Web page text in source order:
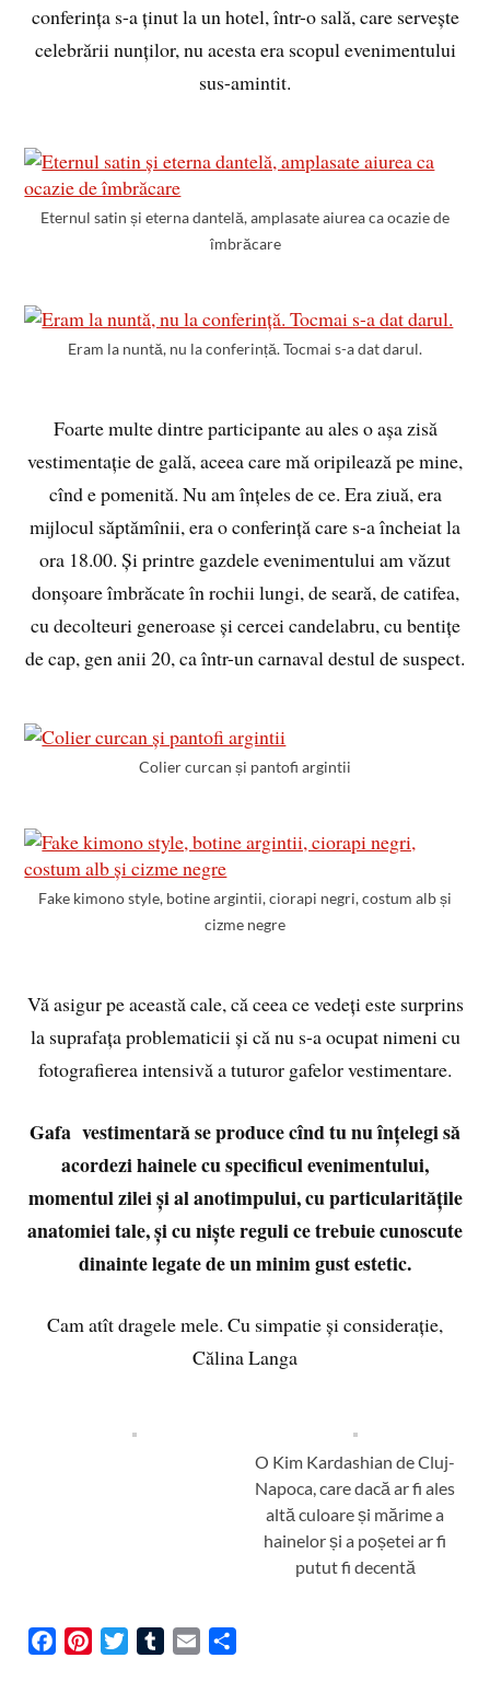
conferința s-a ținut la un hotel, într-o sală, care servește
celebrării nunților, nu acesta era scopul evenimentului
sus-amintit.
Eternul satin și eterna dantelă, amplasate aiurea ca ocazie de
îmbrăcare
Eram la nuntă, nu la conferință. Tocmai s-a dat darul.
Foarte multe dintre participante au ales o așa zisă
vestimentație de gală, aceea care mă oripilează pe mine,
cînd e pomenită. Nu am înțeles de ce. Era ziuă, era
mijlocul săptămînii, era o conferință care s-a încheiat la
ora 18.00. Și printre gazdele evenimentului am văzut
donșoare îmbrăcate în rochii lungi, de seară, de catifea,
cu decolteuri generoase și cercei candelabru, cu bentițe
de cap, gen anii 20, ca într-un carnaval destul de suspect.
Colier curcan și pantofi argintii
Fake kimono style, botine argintii, ciorapi negri, costum alb și
cizme negre
Vă asigur pe această cale, că ceea ce vedeți este surprins
la suprafața problematicii și că nu s-a ocupat nimeni cu
fotografierea intensivă a tuturor gafelor vestimentare.
Gafa vestimentară se produce cînd tu nu înțelegi să
acordezi hainele cu specificul evenimentului,
momentul zilei și al anotimpului, cu particularitățile
anatomiei tale, și cu niște reguli ce trebuie cunoscute
dinainte legate de un minim gust estetic.
Cam atît dragele mele. Cu simpatie și considerație,
Călina Langa
O Kim Kardashian de Cluj-
Napoca, care dacă ar fi ales
altă culoare și mărime a
hainelor și a poșetei ar fi
putut fi decentă